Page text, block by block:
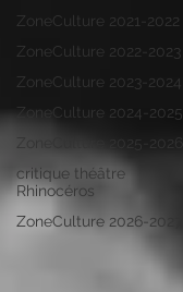
ZoneCulture 2021-2022
ZoneCulture 2022-2023
ZoneCulture 2023-2024
ZoneCulture 2024-2025
critique théâtre
Rhinocéros
ZoneCulture 2026-2027